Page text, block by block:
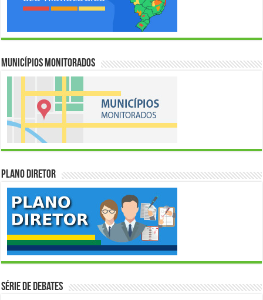
Municípios Monitorados
Plano Diretor
Série de Debates